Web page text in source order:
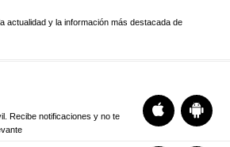
actualidad y la información más destacada de
Recibe notificaciones y no te